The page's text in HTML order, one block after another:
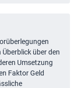
über den
Umsetzung
Faktor Geld